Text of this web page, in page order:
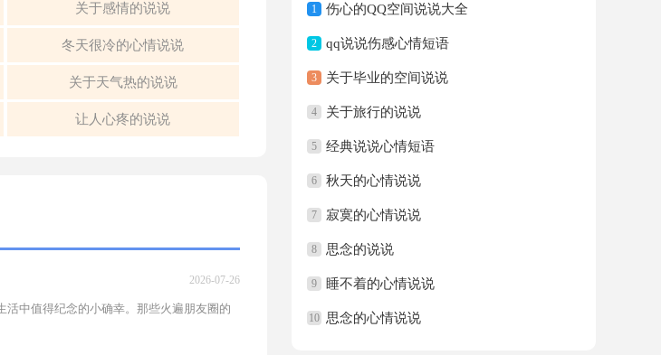
关于感情的说说
冬天很冷的心情说说
关于天气热的说说
让人心疼的说说
2026-07-26
中值得纪念的小确幸。那些火遍朋友圈的
1 伤心的QQ空间说说大全
2 qq说说伤感心情短语
3 关于毕业的空间说说
4 关于旅行的说说
5 经典说说心情短语
6 秋天的心情说说
7 寂寞的心情说说
8 思念的说说
9 睡不着的心情说说
10 思念的心情说说